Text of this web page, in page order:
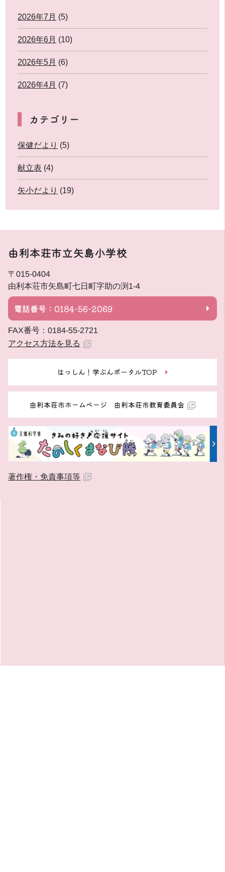
2026年7月 (5)
2026年6月 (10)
2026年5月 (6)
2026年4月 (7)
カテゴリー
保健だより (5)
献立表 (4)
矢小だより (19)
由利本荘市立矢島小学校
〒015-0404
由利本荘市矢島町七日町字助の渕1-4
電話番号：0184-56-2069
FAX番号：0184-55-2721
アクセス方法を見る
はっしん！学ぶんポータルTOP
由利本荘市ホームページ 由利本荘市教育委員会
著作権・免責事項等